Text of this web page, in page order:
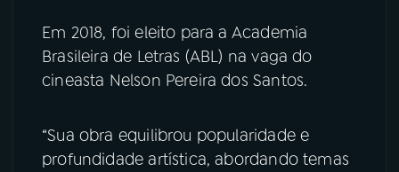
Em 2018, foi eleito para a Academia
Brasileira de Letras (ABL) na vaga do
cineasta Nelson Pereira dos Santos.
“Sua obra equilibrou popularidade e
profundidade artística, abordando temas